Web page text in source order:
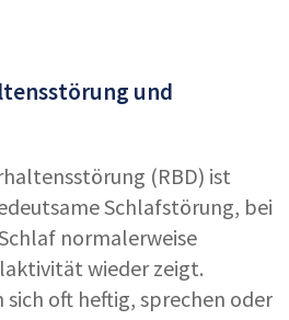
und
(RBD) ist
Schlafstörung, bei
normalerweise
wieder zeigt.
oft heftig, sprechen oder